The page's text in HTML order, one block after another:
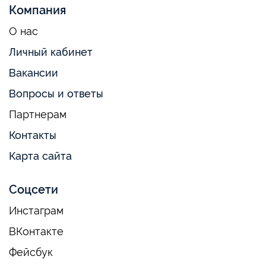
Компания
О нас
Личный кабинет
Вакансии
Вопросы и ответы
Партнерам
Контакты
Карта сайта
Соцсети
Инстаграм
ВКонтакте
Фейсбук